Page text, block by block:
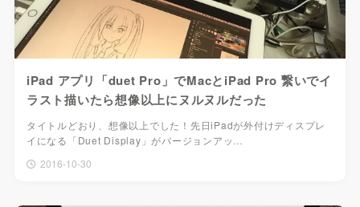
iPad アプリ「duet Pro」でMacとiPad Pro 繋いでイ
ラスト描いたら想像以上にヌルヌルだった
タイトルどおり、想像以上でした！先日iPadが外付けディスプレ
イになる「Duet Display」がバージョンアッ…
2016-10-30